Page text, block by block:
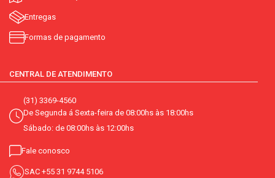
Entregas
Formas de pagamento
CENTRAL DE ATENDIMENTO
(31) 3369-4560
De Segunda á Sexta-feira de 08:00hs às 18:00hs
Sábado: de 08:00hs às 12:00hs
Fale conosco
SAC +55 31 9744 5106